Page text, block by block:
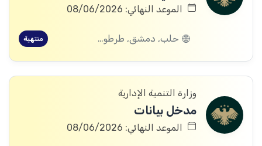
الموعد النهائي: 08/06/2026
حلب, دمشق, طرطوس, ريف دمشق, ديرالزور, درعا, إدلب, القنيطرة, اللاذقية, الرقة, حمص, الحسكة, حماة منتهية
وزارة التنمية الإدارية
مدخل بيانات
الموعد النهائي: 08/06/2026